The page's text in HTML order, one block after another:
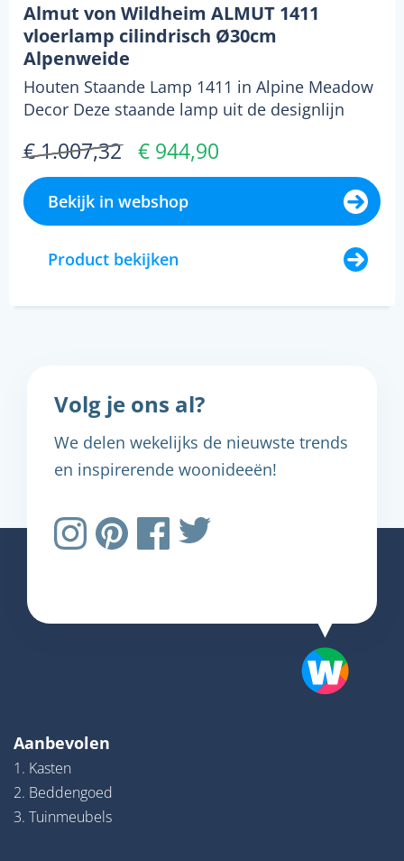
Almut von Wildheim ALMUT 1411
vloerlamp cilindrisch Ø30cm
Alpenweide
Houten Staande Lamp 1411 in Alpine Meadow
Decor Deze staande lamp uit de designlijn
€ 1.007,32 € 944,90
Bekijk in webshop
Product bekijken
Volg je ons al?
We delen wekelijks de nieuwste trends
en inspirerende woonideeën!
Aanbevolen
1. Kasten
2. Beddengoed
3. Tuinmeubels